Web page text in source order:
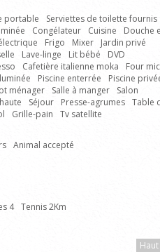
portable
Serviettes de toilette fournis
Congélateur Cuisine
Douche
Frigo Mixer
Jardin privé
Lave-linge Lit bébé
DVD
Cafetière italienne moka
Four
Piscine enterrée
Piscine
ménager Salle à manger
Salon
Séjour Presse-agrumes Table
Grille-pain
Tv satellite
Animal accepté
4 Tennis 2Km